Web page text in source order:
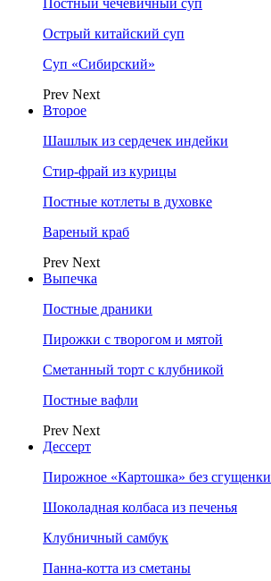
Постный чечевичный суп
Острый китайский суп
Суп «Сибирский»
Prev Next
Второе
Шашлык из сердечек индейки
Стир-фрай из курицы
Постные котлеты в духовке
Вареный краб
Prev Next
Выпечка
Постные драники
Пирожки с творогом и мятой
Сметанный торт с клубникой
Постные вафли
Prev Next
Дессерт
Пирожное «Картошка» без сгущенки
Шоколадная колбаса из печенья
Клубничный самбук
Панна-котта из сметаны